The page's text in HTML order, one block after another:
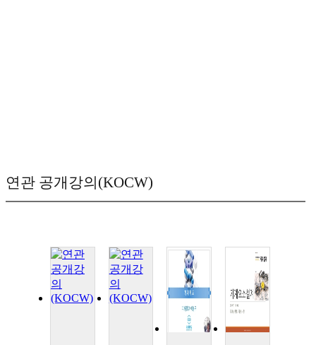
연관 공개강의(KOCW)